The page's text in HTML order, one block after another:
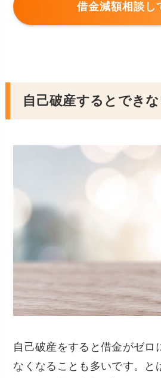
借金減額相談し
自己破産するとでき
自己破産をすると借金がゼロ
なくなることも多いです。と